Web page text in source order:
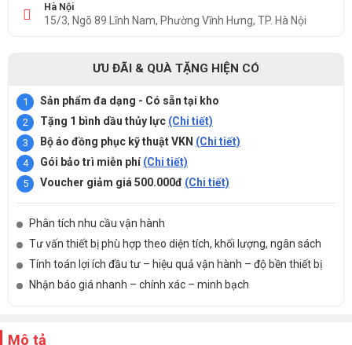
Hà Nội
15/3, Ngõ 89 Lĩnh Nam, Phường Vĩnh Hưng, TP. Hà Nội
ƯU ĐÃI & QUÀ TẶNG HIỆN CÓ
Sản phẩm đa dạng - Có sẵn tại kho
Tặng 1 bình dầu thủy lực (Chi tiết)
Bộ áo đồng phục kỹ thuật VKN (Chi tiết)
Gói bảo trì miễn phí (Chi tiết)
Voucher giảm giá 500.000đ (Chi tiết)
Phân tích nhu cầu vận hành
Tư vấn thiết bị phù hợp theo diện tích, khối lượng, ngân sách
Tính toán lợi ích đầu tư – hiệu quả vận hành – độ bền thiết bị
Nhận báo giá nhanh – chính xác – minh bạch
Mô tả